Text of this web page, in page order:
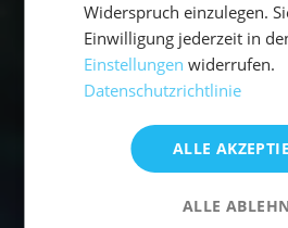
Widerspruch einzulegen.
Einwilligung jederzeit in
Einstellungen widerrufen.
Datenschutzrichtlinie
ALLE
ALLE